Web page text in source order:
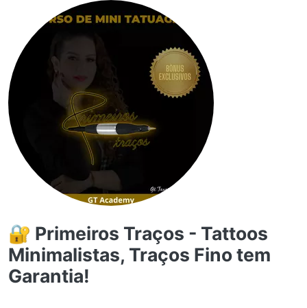
🔐 Primeiros Traços - Tattoos
Minimalistas, Traços Fino tem
Garantia!